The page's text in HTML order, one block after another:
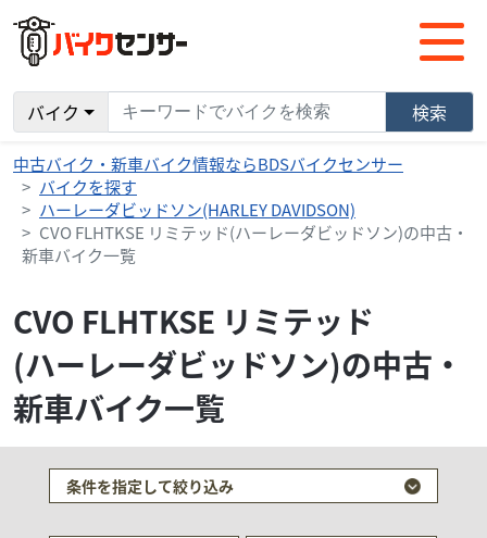
バイク 検索
中古バイク・新車バイク情報ならBDSバイクセンサー
バイクを探す
ハーレーダビッドソン(HARLEY DAVIDSON)
CVO FLHTKSE リミテッド(ハーレーダビッドソン)の中古・
新車バイク一覧
CVO FLHTKSE リミテッド
(ハーレーダビッドソン)の中古・
新車バイク一覧
条件を指定して絞り込み